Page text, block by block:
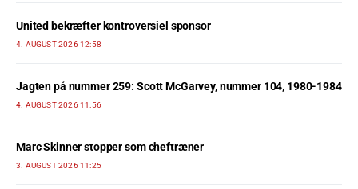
United bekræfter kontroversiel sponsor
4. AUGUST 2026 12:58
Jagten på nummer 259: Scott McGarvey, nummer 104, 1980-1984
4. AUGUST 2026 11:56
Marc Skinner stopper som cheftræner
3. AUGUST 2026 11:25